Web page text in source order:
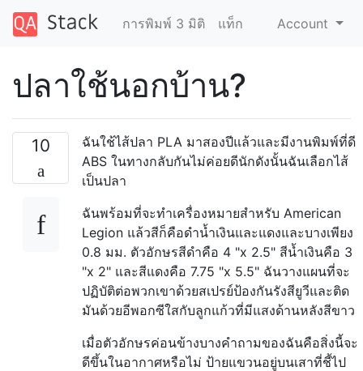
การพิมพ์ 3 มิติ แท็ก Account
ปลาใช้นอกบ้าน?
10
ฉันใช้ไส้ปลา PLA มาสองปีแล้วและมีงานพิมพ์ที่ดี
ABS ในทางกลับกันไม่ค่อยดีนักดังนั้นฉันเลือกไส้
เป็นปลา
ฉันพร้อมที่จะทำเครื่องหมายสำหรับ American
Legion แล้วสีก็คือดำน้ำเงินและแดงและบางเพียง
0.8 มม. ตัวอักษรสีดำคือ 4 "x 2.5" สีน้ำเงินคือ 3
"x 2" และสีแดงคือ 7.75 "x 5.5" ฉันวางแผนที่จะ
ปฏิบัติต่อพวกเขาด้วยสเปรย์ป้องกันรังสียูวีและติด
มันด้วยอีพอกซีใสกับลูกแก้วที่มีแสงด้านหลังสีขาว
เมื่อตัวอักษรค่อนข้างบางคำถามของฉันคือสิ่งนี้จะ
ดีขึ้นในอากาศหรือไม่ ป้ายแขวนอยู่บนเสาที่ชี้ไป